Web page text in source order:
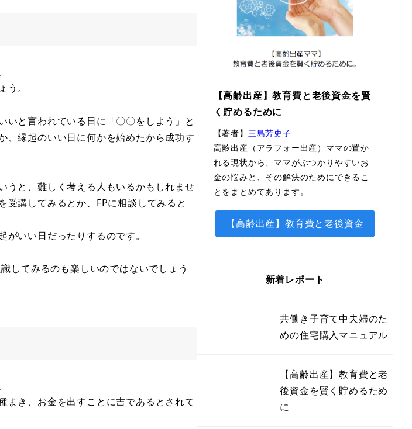
。
と言われている日に「〇〇をしよう」と
、縁起のいい日に何かを始めたから成功す
うと、難しく考える人もいるかもしれませ
講してみるとか、FPに相談してみると
いい日だったりするのです。
してみるのも楽しいのではないでしょう
まき、お金を出すことに吉であるとされて
【高齢出産】教育費と老後資金を賢
く貯めるために
【著者】 三島芳史子
高齢出産（アラフォー出産）ママの置か
れる現状から、ママがぶつかりやすいお
金の悩みと、その解決のためにできるこ
とをまとめてあります。
【高齢出産】教育費と老後資金
新着レポート
共働き子育て中夫婦のた
めの住宅購入マニュアル
【高齢出産】教育費と老
後資金を賢く貯めるため
に